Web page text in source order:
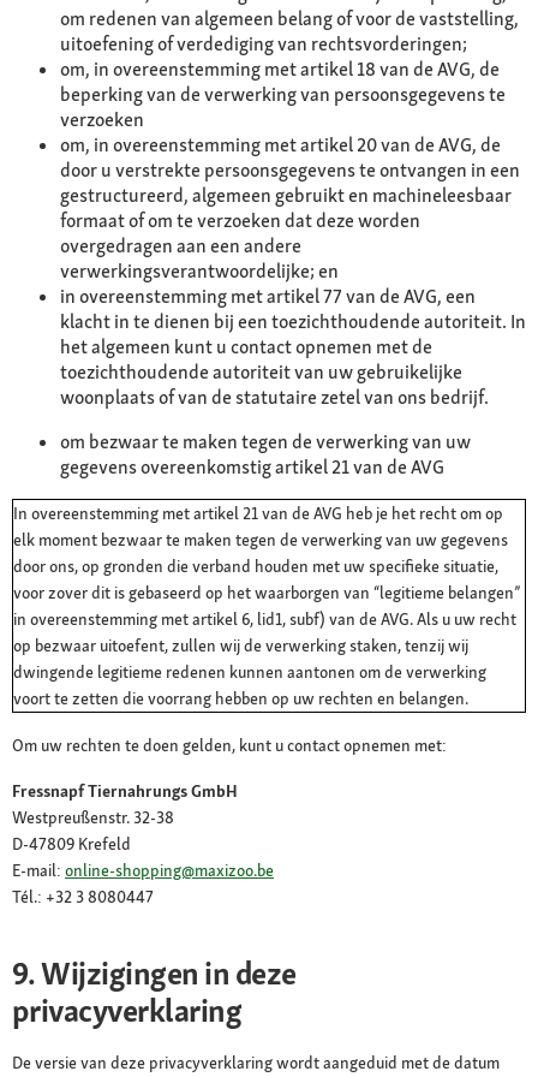
om redenen van algemeen belang of voor de vaststelling,
uitoefening of verdediging van rechtsvorderingen;
om, in overeenstemming met artikel 18 van de AVG, de
beperking van de verwerking van persoonsgegevens te
verzoeken
om, in overeenstemming met artikel 20 van de AVG, de
door u verstrekte persoonsgegevens te ontvangen in een
gestructureerd, algemeen gebruikt en machineleesbaar
formaat of om te verzoeken dat deze worden
overgedragen aan een andere
verwerkingsverantwoordelijke; en
in overeenstemming met artikel 77 van de AVG, een
klacht in te dienen bij een toezichthoudende autoriteit. In
het algemeen kunt u contact opnemen met de
toezichthoudende autoriteit van uw gebruikelijke
woonplaats of van de statutaire zetel van ons bedrijf.
om bezwaar te maken tegen de verwerking van uw
gegevens overeenkomstig artikel 21 van de AVG
In overeenstemming met artikel 21 van de AVG heb je het recht om op
elk moment bezwaar te maken tegen de verwerking van uw gegevens
door ons, op gronden die verband houden met uw specifieke situatie,
voor zover dit is gebaseerd op het waarborgen van “legitieme belangen”
in overeenstemming met artikel 6, lid1, subf) van de AVG. Als u uw recht
op bezwaar uitoefent, zullen wij de verwerking staken, tenzij wij
dwingende legitieme redenen kunnen aantonen om de verwerking
voort te zetten die voorrang hebben op uw rechten en belangen.
Om uw rechten te doen gelden, kunt u contact opnemen met:
Fressnapf Tiernahrungs GmbH
Westpreußenstr. 32-38
D-47809 Krefeld
E-mail: online-shopping@maxizoo.be
Tél.: +32 3 8080447
9. Wijzigingen in deze
privacyverklaring
De versie van deze privacyverklaring wordt aangeduid met de datum